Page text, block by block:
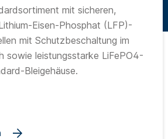
mit sicheren,
Eisen-Phosphat (LFP)-
mit Schutzbeschaltung im
sowie leistungsstarke LiFePO4-
Bleigehäuse.